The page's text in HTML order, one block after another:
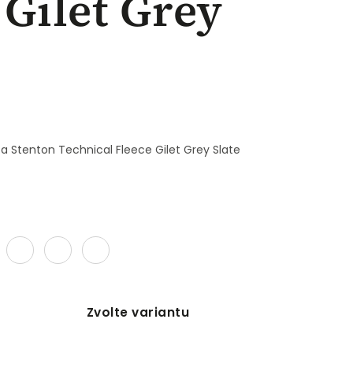
Stenton Technical Fleece Gilet Grey Slate
Zvolte variantu